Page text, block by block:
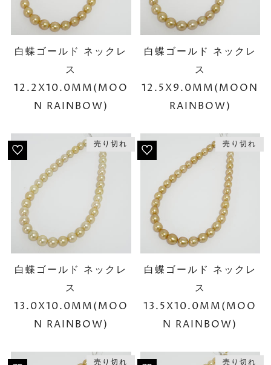
白蝶ゴールド ネックレ
ス
12.2X10.0MM(MOO
N RAINBOW)
白蝶ゴールド ネックレ
ス
12.5X9.0MM(MOON
RAINBOW)
売り切れ
白蝶ゴールド ネックレ
ス
13.0X10.0MM(MOO
N RAINBOW)
売り切れ
白蝶ゴールド ネックレ
ス
13.5X10.0MM(MOO
N RAINBOW)
売り切れ 売り切れ